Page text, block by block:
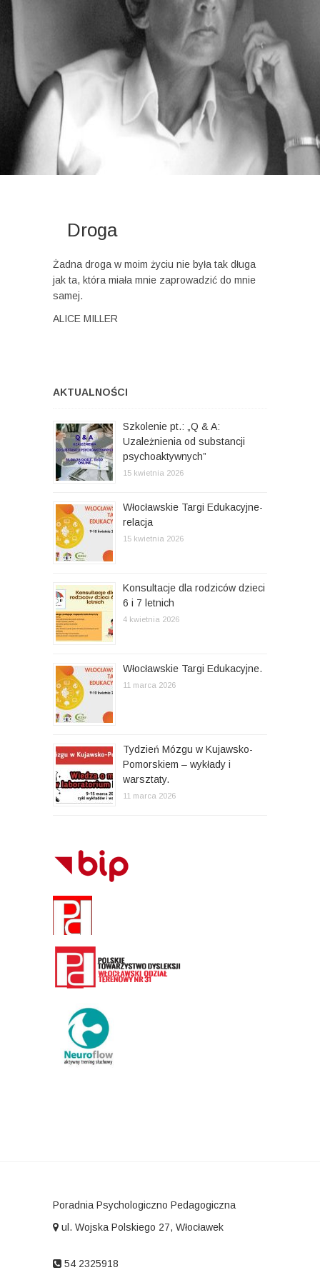
Droga
Żadna droga w moim życiu nie była tak długa
jak ta, która miała mnie zaprowadzić do mnie
samej.
ALICE MILLER
AKTUALNOŚCI
Szkolenie pt.: „Q & A:
Uzależnienia od substancji
psychoaktywnych”
15 kwietnia 2026
Włocławskie Targi Edukacyjne-
relacja
15 kwietnia 2026
Konsultacje dla rodziców dzieci
6 i 7 letnich
4 kwietnia 2026
Włocławskie Targi Edukacyjne.
11 marca 2026
Tydzień Mózgu w Kujawsko-
Pomorskiem – wykłady i
warsztaty.
11 marca 2026
Poradnia Psychologiczno Pedagogiczna
ul. Wojska Polskiego 27, Włocławek
54 2325918